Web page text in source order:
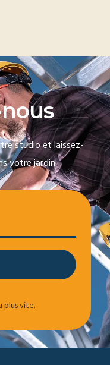
nous
studio et laissez-
votre jardin
plus vite.